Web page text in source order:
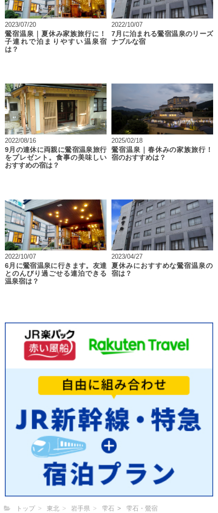
2023/07/20
鶯宿温泉｜夏休み家族旅行に！
子連れで泊まりやすい温泉宿
は？
2022/10/07
7月に泊まれる鶯宿温泉のリーズ
ナブルな宿
2022/08/16
9月の連休に両親に鶯宿温泉旅行
をプレゼント。食事の美味しい
おすすめの宿は？
2025/02/18
鶯宿温泉｜春休みの家族旅行！
宿のおすすめは？
2022/10/07
6月に鶯宿温泉に行きます。友達
とのんびり過ごせる連泊できる
温泉宿は？
2023/04/27
夏休みにおすすめな鶯宿温泉の
宿は？
トップ 東北 岩手県 雫石 雫石・鶯宿